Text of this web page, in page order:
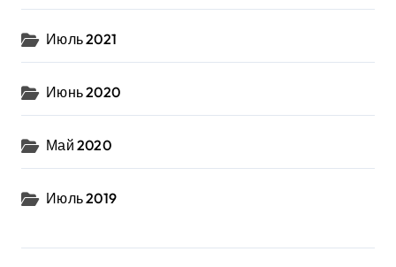
Июль 2021
Июнь 2020
Май 2020
Июль 2019